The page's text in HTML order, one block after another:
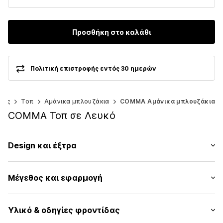
Προσθήκη στο καλάθι
Πολιτική επιστροφής εντός 30 ημερών
Τοπ Αμάνικα μπλουζάκια COMMA Αμάνικα μπλουζάκια
COMMA Τοπ σε Λευκό
Design και έξτρα
Ζέρσεϊ
Φαρδιά τιράντα
Στρόγγυλη λαιμόκοψη
Πλεκτό ριπ
Μέγεθος και εφαρμογή
Μήκος: Μήκος κανονικό
Υλικό & οδηγίες φροντίδας